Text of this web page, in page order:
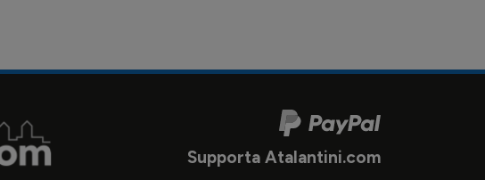
Supporta Atalantini.com